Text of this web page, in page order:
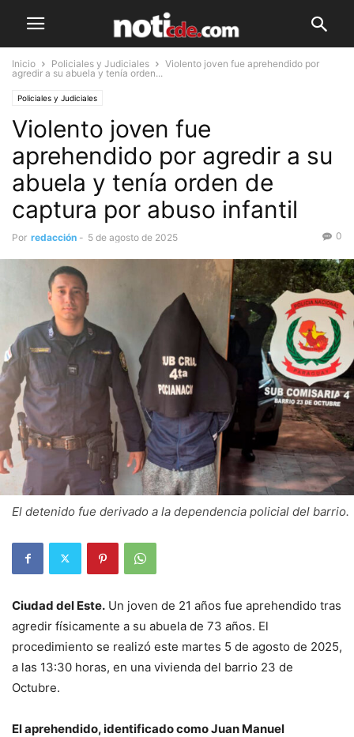
Inicio Policiales y Judiciales
Violento joven fue aprehendido por
agredir a su abuela y tenía orden...
Policiales y Judiciales
Violento joven fue
aprehendido por agredir a su
abuela y tenía orden de
captura por abuso infantil
Por redacción - 5 de agosto de 2025 0
El detenido fue derivado a la dependencia policial del barrio.
Ciudad del Este. Un joven de 21 años fue aprehendido tras
agredir físicamente a su abuela de 73 años. El
procedimiento se realizó este martes 5 de agosto de 2025,
a las 13:30 horas, en una vivienda del barrio 23 de
Octubre.
El aprehendido, identificado como Juan Manuel